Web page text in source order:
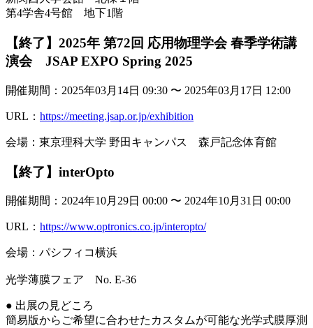
第4学舎4号館 地下1階
【終了】2025年 第72回 応用物理学会 春季学術講
演会 JSAP EXPO Spring 2025
開催期間：2025年03月14日 09:30 〜 2025年03月17日 12:00
URL： https://meeting.jsap.or.jp/exhibition
会場：東京理科大学 野田キャンパス 森戸記念体育館
【終了】interOpto
開催期間：2024年10月29日 00:00 〜 2024年10月31日 00:00
URL： https://www.optronics.co.jp/interopto/
会場：パシフィコ横浜
光学薄膜フェア No. E-36
● 出展の見どころ
簡易版からご希望に合わせたカスタムが可能な光学式膜厚測